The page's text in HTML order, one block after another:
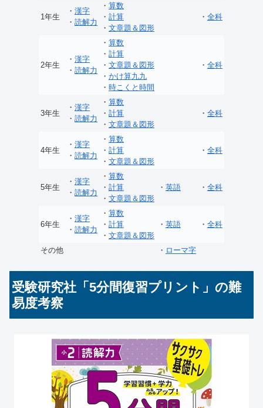
1年生
・ 漢字
・ 読解力
・ 算数
・ 計算
・ 文章題＆図形
・ 全科
2年生
・ 漢字
・ 読解力
・ 算数
・ 計算
・ 文章題＆図形
・ かけ算九九
・ 時こくと時間
・ 全科
3年生
・ 漢字
・ 読解力
・ 算数
・ 計算
・ 文章題＆図形
・ 全科
4年生
・ 漢字
・ 読解力
・ 算数
・ 計算
・ 文章題＆図形
・ 全科
5年生
・ 漢字
・ 読解力
・ 算数
・ 計算
・ 文章題＆図形
・ 英語 ・ 全科
6年生
・ 漢字
・ 読解力
・ 算数
・ 計算
・ 文章題＆図形
・ 英語 ・ 全科
その他 ・ ローマ字
受験研究社「5分間復習プリント」の難
易度考察